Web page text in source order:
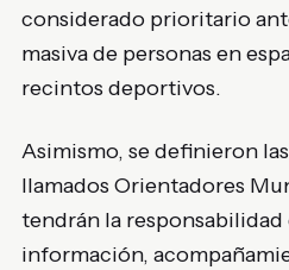
considerado prioritario
masiva de personas en
recintos deportivos.
Asimismo, se definieron
llamados Orientadores
tendrán la
información,